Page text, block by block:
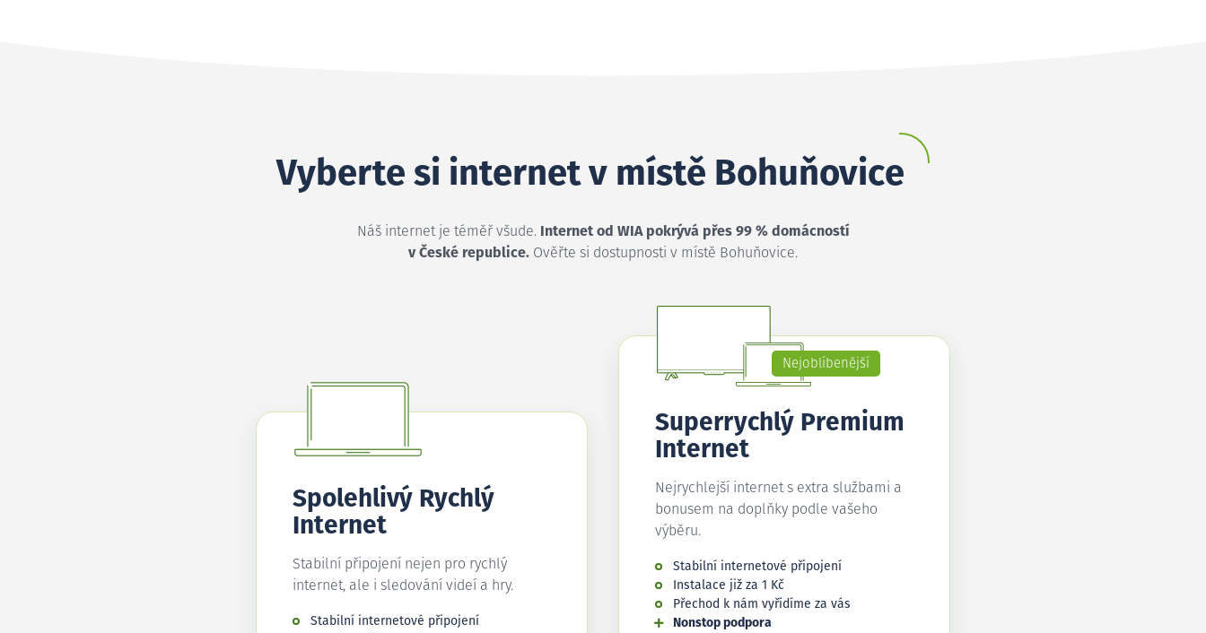
Vyberte si internet v místě Bohuňovice
Náš internet je téměř všude.
Internet od WIA pokrývá přes 99 % domácností
v České republice. Ověřte si dostupnosti v místě Bohuňovice.
Spolehlivý Rychlý
Internet
Stabilní připojení nejen pro rychlý
internet, ale i sledování videí a hry.
Stabilní internetové připojení
Nejoblíbenější
Superrychlý Premium
Internet
Nejrychlejší internet s extra službami a
bonusem na doplňky podle vašeho
výběru.
Stabilní internetové připojení
Instalace již za 1 Kč
Přechod k nám vyřídíme za vás
Nonstop podpora